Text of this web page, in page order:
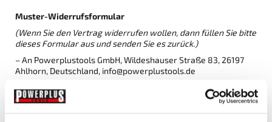
Muster-Widerrufsformular
(Wenn Sie den Vertrag widerrufen wollen, dann füllen Sie bitte
dieses Formular aus und senden Sie es zurück.)
– An Powerplustools GmbH, Wildeshauser Straße 83, 26197
Ahlhorn, Deutschland, info@powerplustools.de
– Hiermit widerrufe(n) ich/wir (*) den von mir/uns (*)
abgeschlossenen Vertrag über den Kauf der folgenden